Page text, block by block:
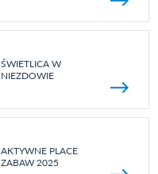
ŚWIETLICA W
NIEZDOWIE
AKTYWNE PLACE
ZABAW 2025